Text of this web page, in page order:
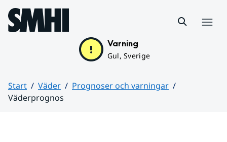
Hoppa till sidans innehåll
Varning
Gul, Sverige
Start Väder
Prognoser och varningar
Väderprognos